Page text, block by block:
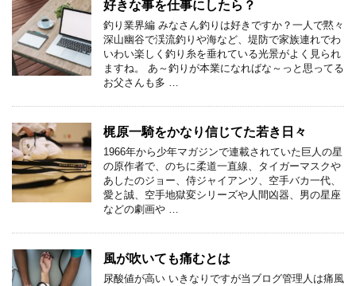
好きな事を仕事にしたら？
釣り業界編 みなさん釣りは好きですか？一人で黙々
深山幽谷で渓流釣りや海など、堤防で家族連れでわ
いわい楽しく釣り糸を垂れている光景がよく見られ
ますね。 あ～釣りが本業になればな～っと思ってる
お父さんも多 …
梶原一騎をかなり信じてた若き日々
1966年から少年マガジンで連載されていた巨人の星
の原作者で、のちに柔道一直線、タイガーマスクや
あしたのジョー、侍ジャイアンツ、空手バカ一代、
愛と誠、空手地獄変シリーズや人間凶器、男の星座
などの劇画や …
風が吹いても痛むとは
尿酸値が高い いきなりですが当ブログ管理人は痛風